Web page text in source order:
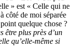
» est « Celle qui ne
côté de moi séparée
quelque chose ?
être plus près d’un
qu’elle-même si